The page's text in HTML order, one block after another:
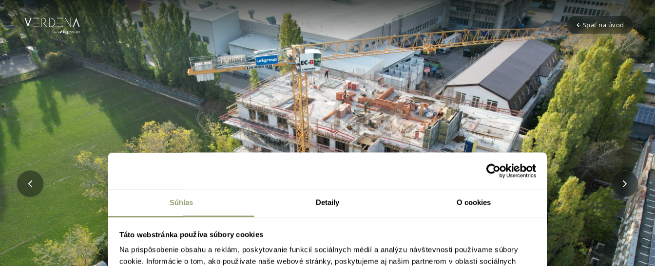
Súhlas Detaily O cookies
Táto webstránka používa súbory cookies
Na prispôsobenie obsahu a reklám, poskytovanie funkcií sociálnych médií a analýzu návštevnosti používame súbory
cookie. Informácie o tom, ako používate naše webové stránky, poskytujeme aj našim partnerom v oblasti sociálnych
Späť na úvod